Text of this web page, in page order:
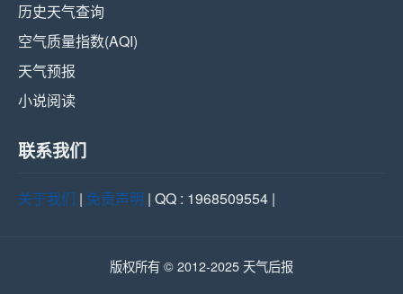
历史天气查询
空气质量指数(AQI)
天气预报
小说阅读
联系我们
关于我们 | 免责声明 | QQ : 1968509554 |
版权所有 © 2012-2025 天气后报